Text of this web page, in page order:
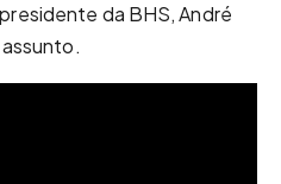
da BHS, André